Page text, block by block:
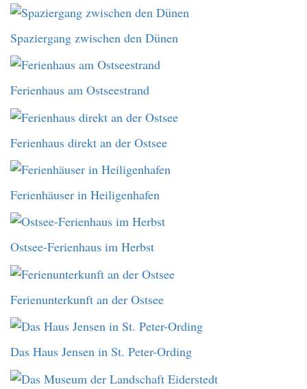
Spaziergang zwischen den Dünen
Ferienhaus am Ostseestrand
Ferienhaus direkt an der Ostsee
Ferienhäuser in Heiligenhafen
Ostsee-Ferienhaus im Herbst
Ferienunterkunft an der Ostsee
Das Haus Jensen in St. Peter-Ording